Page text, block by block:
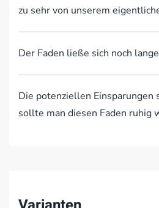
zu sehr von unserem
Der Faden ließe sich noch
Die potenziellen Einsparungen
sollte man diesen Faden ruhig